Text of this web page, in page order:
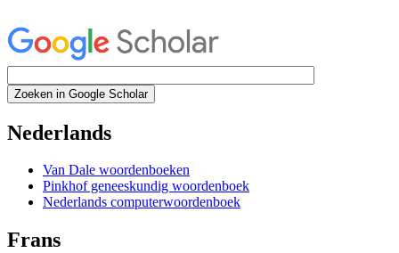
Zoeken in Google Scholar
Nederlands
Van Dale woordenboeken
Pinkhof geneeskundig woordenboek
Nederlands computerwoordenboek
Frans